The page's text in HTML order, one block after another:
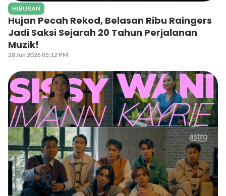
HIBURAN
Hujan Pecah Rekod, Belasan Ribu Raingers
Jadi Saksi Sejarah 20 Tahun Perjalanan
Muzik!
28 Jun 2026 05:12 PM